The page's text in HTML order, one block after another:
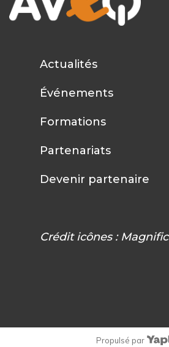
Actualités
Événements
Formations
Partenariats
Devenir partenaire
Crédit icônes : Magnific
Propulsé par